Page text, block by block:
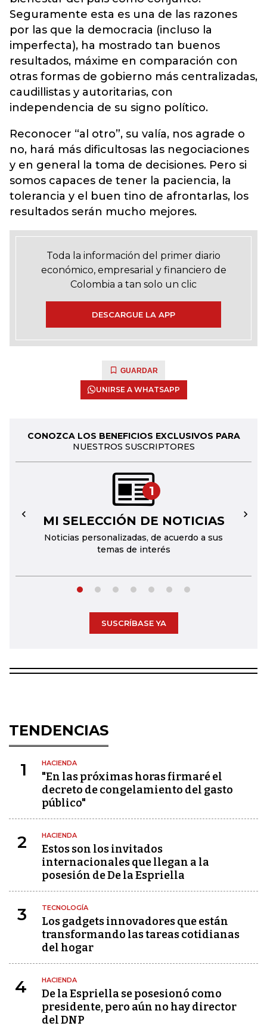
Seguramente esta es una de las razones
por las que la democracia (incluso la
imperfecta), ha mostrado tan buenos
resultados, máxime en comparación con
otras formas de gobierno más centralizadas,
caudillistas y autoritarias, con
independencia de su signo político.
Reconocer “al otro”, su valía, nos agrade o
no, hará más dificultosas las negociaciones
y en general la toma de decisiones. Pero si
somos capaces de tener la paciencia, la
tolerancia y el buen tino de afrontarlas, los
resultados serán mucho mejores.
Toda la información del primer diario
económico, empresarial y financiero de
Colombia a tan solo un clic
DESCARGUE LA APP
GUARDAR
UNIRSE A WHATSAPP
CONOZCA LOS BENEFICIOS EXCLUSIVOS PARA
NUESTROS SUSCRIPTORES
1
MI SELECCIÓN DE NOTICIAS
Noticias personalizadas, de acuerdo a sus
temas de interés
← →
SUSCRÍBASE YA
TENDENCIAS
1 HACIENDA
"En las próximas horas firmaré el
decreto de congelamiento del gasto
público"
2 HACIENDA
Estos son los invitados
internacionales que llegan a la
posesión de De la Espriella
3 TECNOLOGÍA
Los gadgets innovadores que están
transformando las tareas cotidianas
del hogar
4 HACIENDA
De la Espriella se posesionó como
presidente, pero aún no hay director
del DNP